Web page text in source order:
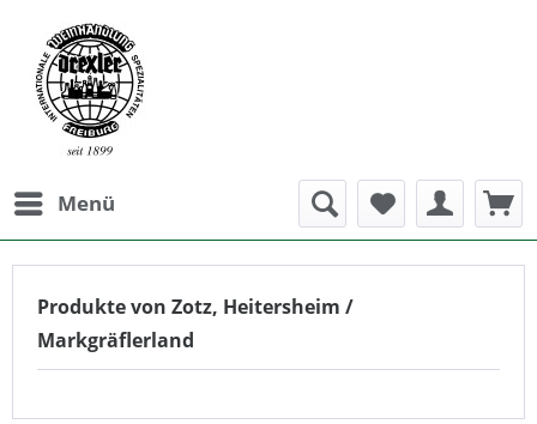
Menü
Produkte von Zotz, Heitersheim /
Markgräflerland